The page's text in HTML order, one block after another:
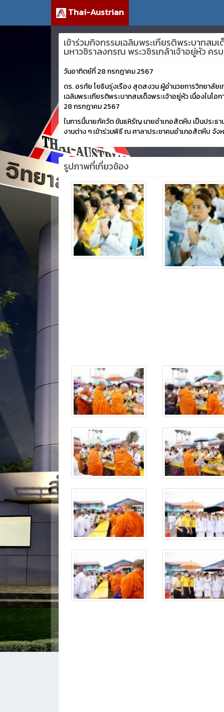
Thai-Austrian
เข้าร่วมกิจกรรมเฉลิมพระเกียรติพระบาทส
มหาวชิราลงกรณ พระวชิรเกล้าเจ้าอยู่หัว คร
วันอาทิตย์ที่ 28 กรกฎาคม 2567
ดร. อรทัย โยธินรุ่งเรือง สุดสงวน ผู้อำนวยการวิทยาลัย
เฉลิมพระเกียรติพระบาทสมเด็จพระเจ้าอยู่หัว เนื่องใน
28 กรกฎาคม 2567
ในการนี้นายภัควัต ขันธหิรัญ นายอำเภอสัตหีบ เป็นประ
งานต่าง ๆ เข้าร่วมพิธี ณ ศาลาประชาคมอำเภอสัตหีบ จั
รูปภาพที่เกี่ยวข้อง